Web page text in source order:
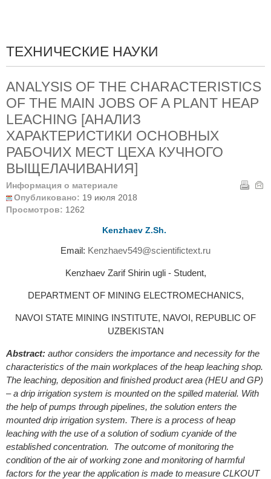
ТЕХНИЧЕСКИЕ НАУКИ
ANALYSIS OF THE CHARACTERISTICS
OF THE MAIN JOBS OF A PLANT HEAP
LEACHING [АНАЛИЗ
ХАРАКТЕРИСТИКИ ОСНОВНЫХ
РАБОЧИХ МЕСТ ЦЕХА КУЧНОГО
ВЫЩЕЛАЧИВАНИЯ]
Информация о материале
Опубликовано: 19 июля 2018
Просмотров: 1262
Kenzhaev Z.Sh.
Email: Kenzhaev549@scientifictext.ru
Kenzhaev Zarif Shirin ugli - Student,
DEPARTMENT OF MINING ELECTROMECHANICS,
NAVOI STATE MINING INSTITUTE, NAVOI, REPUBLIC OF
UZBEKISTAN
Abstract: аuthor considers the importance and necessity for the
characteristics of the main workplaces of the heap leaching shop.
The leaching, deposition and finished product area (HEU and GP)
– a drip irrigation system is mounted on the spilled material. With
the help of pumps through pipelines, the solution enters the
mounted drip irrigation system. There is a process of heap
leaching with the use of a solution of sodium cyanide of the
established concentration. The outcome of monitoring the
condition of the air of working zone and monitoring of harmful
factors for the year the application is made to measure CLKOUT